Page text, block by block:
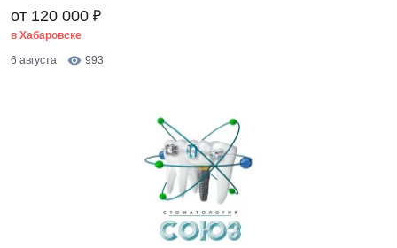
от 120 000 ₽
в Хабаровске
6 августа
993